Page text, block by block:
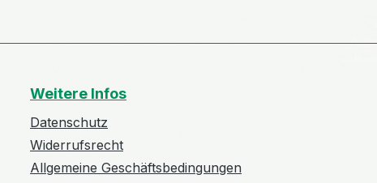
Weitere Infos
Datenschutz
Widerrufsrecht
Allgemeine Geschäftsbedingungen